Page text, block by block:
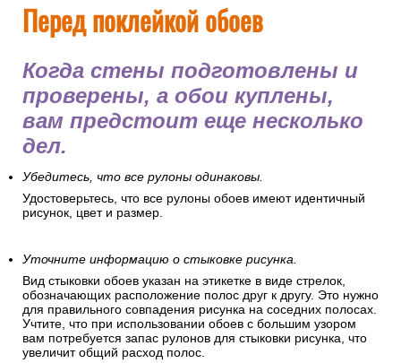
Перед поклейкой обоев
Когда стены подготовлены и
проверены, а обои куплены,
вам предстоит еще несколько
дел.
Убедитесь, что все рулоны одинаковы.
Удостоверьтесь, что все рулоны обоев имеют идентичный
рисунок, цвет и размер.
Уточните информацию о стыковке рисунка.
Вид стыковки обоев указан на этикетке в виде стрелок,
обозначающих расположение полос друг к другу. Это нужно
для правильного совпадения рисунка на соседних полосах.
Учтите, что при использовании обоев с большим узором
вам потребуется запас рулонов для стыковки рисунка, что
увеличит общий расход полос.